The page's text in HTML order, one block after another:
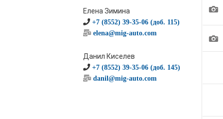
Елена Зимина
+7 (8552) 39-35-06 (доб. 115)
elena@mig-auto.com
Данил Киселев
+7 (8552) 39-35-06 (доб. 145)
danil@mig-auto.com
1
1